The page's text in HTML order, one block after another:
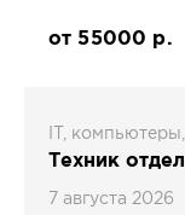
от 55000 р.
IT,
Техник
7 августа 2026